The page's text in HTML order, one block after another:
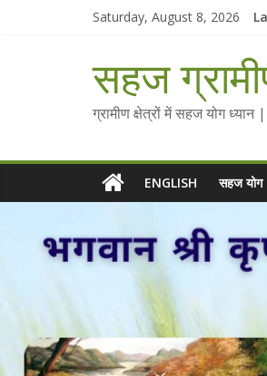
Saturday, August 8, 2026
सहज
ग्रामीण क्षेत्रों में सहज योग ध्यान
ENGLISH सहज योग